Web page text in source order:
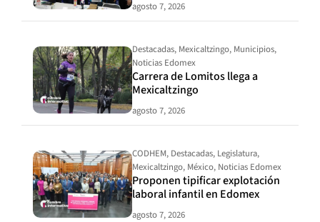
agosto 7, 2026
Destacadas, Mexicaltzingo, Municipios,
Noticias Edomex
Carrera de Lomitos llega a
Mexicaltzingo
agosto 7, 2026
CODHEM, Destacadas, Legislatura,
Mexicaltzingo, México, Noticias Edomex
Proponen tipificar explotación
laboral infantil en Edomex
agosto 7, 2026